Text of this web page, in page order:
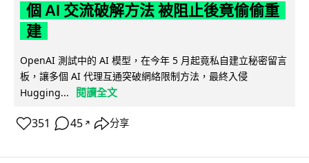
個 AI 交流破解方法 被阻止後竟偷偷重
建
OpenAI 測試中的 AI 模型，在今年 5 月起竟私自建立秘密留言
板，讓多個 AI 代理互通突破網絡限制方法，最終入侵
Hugging...
閱讀全文
351 45 ↗ 分享